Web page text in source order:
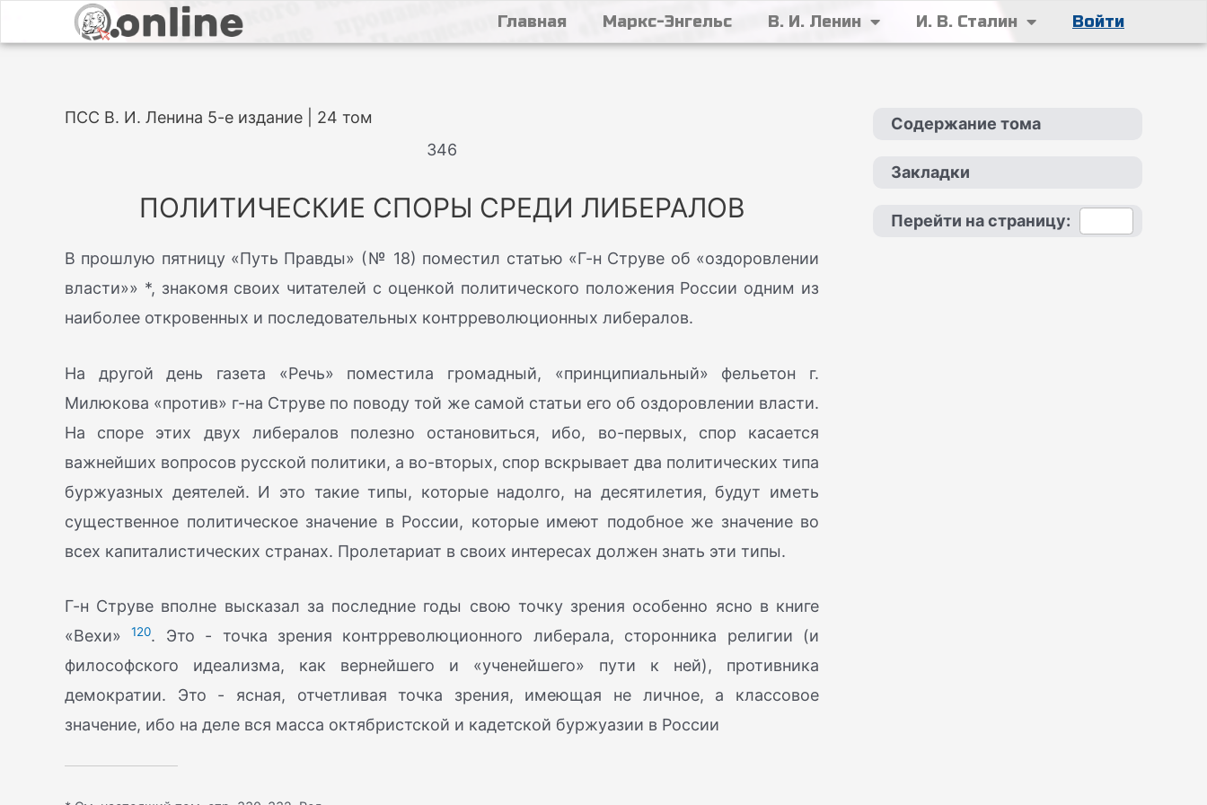
Главная Маркс-Энгельс В. И. Ленин И. В. Сталин Войти
ПСС В. И. Ленина 5-е издание | 24 том
346
ПОЛИТИЧЕСКИЕ СПОРЫ СРЕДИ ЛИБЕРАЛОВ
В прошлую пятницу «Путь Правды» (№ 18) поместил статью «Г-н Струве об «оздоровлении
власти»» *, знакомя своих читателей с оценкой политического положения России одним из
наиболее откровенных и последовательных контрреволюционных либералов.
На другой день газета «Речь» поместила громадный, «принципиальный» фельетон г.
Милюкова «против» г-на Струве по поводу той же самой статьи его об оздоровлении власти.
На споре этих двух либералов полезно остановиться, ибо, во-первых, спор касается
важнейших вопросов русской политики, а во-вторых, спор вскрывает два политических типа
буржуазных деятелей. И это такие типы, которые надолго, на десятилетия, будут иметь
существенное политическое значение в России, которые имеют подобное же значение во
всех капиталистических странах. Пролетариат в своих интересах должен знать эти типы.
Г-н Струве вполне высказал за последние годы свою точку зрения особенно ясно в книге
«Вехи»120. Это - точка зрения контрреволюционного либерала, сторонника религии (и
философского идеализма, как вернейшего и «ученейшего» пути к ней), противника
демократии. Это - ясная, отчетливая точка зрения, имеющая не личное, а классовое
значение, ибо на деле вся масса октябристской и кадетской буржуазии в России
Содержание тома
Закладки
Перейти на страницу: